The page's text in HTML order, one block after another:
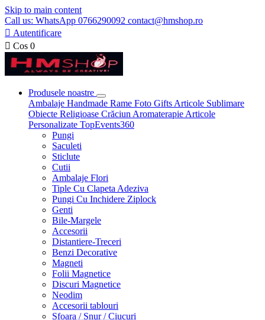
Skip to main content
Call us: WhatsApp 0766290092 contact@hmshop.ro
 Autentificare
 Cos 0
Produsele noastre
Ambalaje Handmade Rame Foto Gifts Articole Sublimare
Obiecte Religioase Crăciun Aromaterapie Articole
Personalizate TopEvents360
Pungi
Saculeti
Sticlute
Cutii
Ambalaje Flori
Tiple Cu Clapeta Adeziva
Pungi Cu Inchidere Ziplock
Genti
Bile-Margele
Accesorii
Distantiere-Treceri
Benzi Decorative
Magneti
Folii Magnetice
Discuri Magnetice
Neodim
Accesorii tablouri
Sfoara / Snur / Ciucuri